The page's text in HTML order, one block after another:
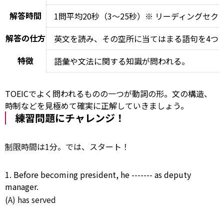
解答時間
1問平均20秒（3～25秒）※ リーディングセク
解答の仕方
英文を読み、その空所に当てはまる語句を4つ
特徴
語彙や文法に関する知識が問われる。
TOEICでよく問われるものの一つが動詞の形。文の構造、
時制などを見極めて確実に正解していきましょう。
練習問題にチャレンジ！
制限時間は1分。では、スタート！
1. Before becoming president, he ------- asdeputy
manager.
(A) has served